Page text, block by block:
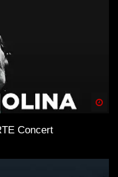
Concert